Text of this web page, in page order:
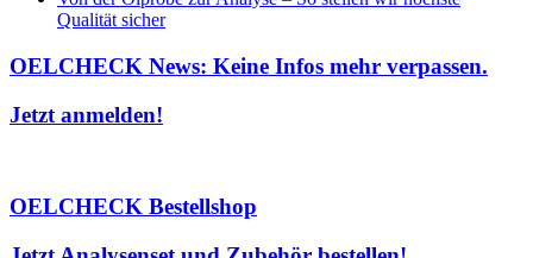
Qualität sicher
OELCHECK News: Keine Infos mehr verpassen.
Jetzt anmelden!
OELCHECK Bestellshop